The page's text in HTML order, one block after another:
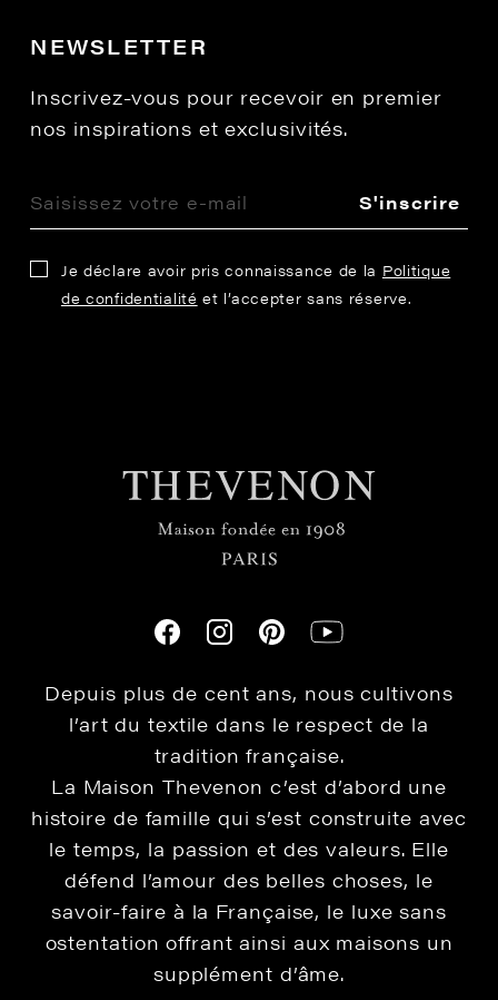
NEWSLETTER
Inscrivez-vous pour recevoir en premier
nos inspirations et exclusivités.
S'inscrire
Je déclare avoir pris connaissance de la Politique
de confidentialité et l’accepter sans réserve.
Depuis plus de cent ans, nous cultivons
l’art du textile dans le respect de la
tradition française.
La Maison Thevenon c’est d’abord une
histoire de famille qui s’est construite avec
le temps, la passion et des valeurs. Elle
défend l’amour des belles choses, le
savoir-faire à la Française, le luxe sans
ostentation offrant ainsi aux maisons un
supplément d’âme.